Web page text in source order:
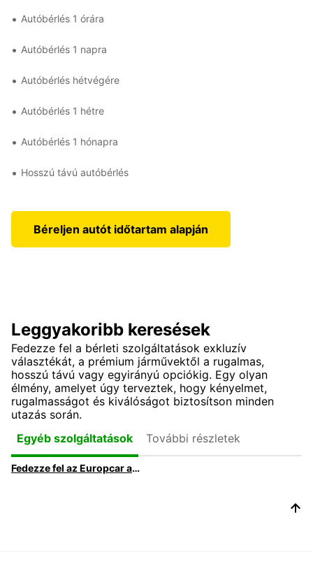
Autóbérlés 1 órára
Autóbérlés 1 napra
Autóbérlés hétvégére
Autóbérlés 1 hétre
Autóbérlés 1 hónapra
Hosszú távú autóbérlés
Béreljen autót időtartam alapján
Leggyakoribb keresések
Fedezze fel a bérleti szolgáltatások exkluzív
választékát, a prémium járművektől a rugalmas,
hosszú távú vagy egyirányú opciókig. Egy olyan
élmény, amelyet úgy terveztek, hogy kényelmet,
rugalmasságot és kiválóságot biztosítson minden
utazás során.
Egyéb szolgáltatások
További részletek
Fedezze fel az Europcar autóbérlési ajánlatait és lehetőségeit